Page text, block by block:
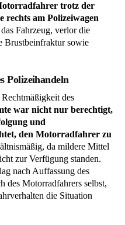
trotz der
rechts am Polizeiwagen
Fahrzeug, verlor die
Brustbeinfraktur sowie
Polizeihandeln
des
war nicht nur berechtigt,
und
den Motorradfahrer zu
da mildere Mittel
zur Verfügung standen.
nach Auffassung des
des Motorradfahrers selbst,
die Situation